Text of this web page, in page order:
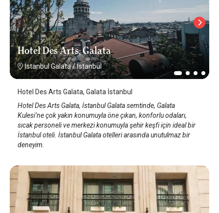
Hotel Des Arts, Galata
İstanbul Galata/İstanbul
Hotel Des Arts Galata, Galata İstanbul
Hotel Des Arts Galata, İstanbul Galata semtinde, Galata
Kulesi’ne çok yakın konumuyla öne çıkan, konforlu odaları,
sıcak personeli ve merkezi konumuyla şehir keşfi için ideal bir
İstanbul oteli. İstanbul Galata otelleri arasında unutulmaz bir
deneyim.